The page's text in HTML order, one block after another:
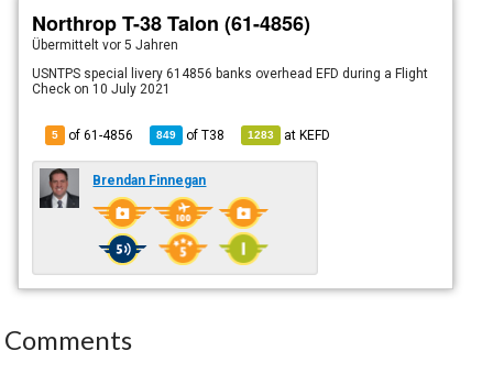
Northrop T-38 Talon (61-4856)
Übermitteltvor 5 Jahren
USNTPS special livery 614856 banks overhead EFD during a Flight
Check on 10 July 2021
5 of 61-4856 849 ofT38 1283 atKEFD
Brendan Finnegan
Comments